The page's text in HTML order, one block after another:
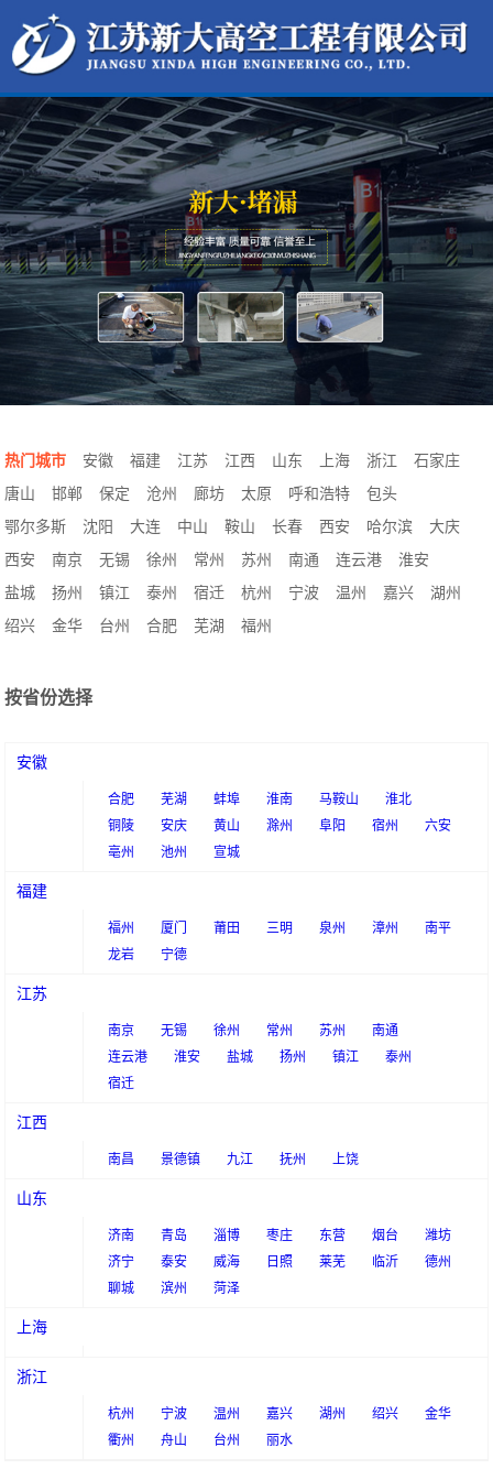
热门城市 安徽 福建 江苏 江西 山东 上海 浙江
石家庄
唐山
邯郸 保定 沧州 廊坊 太原 呼和浩特
包头
鄂尔多斯
沈阳 大连 中山 鞍山 长春 西安 哈尔滨
大庆
西安
南京 无锡 徐州 常州 苏州 南通 连云港
淮安
盐城
扬州 镇江 泰州 宿迁 杭州 宁波 温州 嘉兴
湖州
绍兴
金华 台州 合肥 芜湖 福州
按省份选择
安徽
合肥 芜湖 蚌埠 淮南 马鞍山
淮北
铜陵
安庆 黄山 滁州 阜阳 宿州
六安
亳州
池州 宣城
福建
福州 厦门 莆田 三明 泉州 漳州
南平
龙岩
宁德
江苏
南京 无锡 徐州 常州 苏州
南通
连云港
淮安 盐城 扬州 镇江
泰州
宿迁
江西
南昌 景德镇 九江 抚州 上饶
山东
济南 青岛 淄博 枣庄 东营 烟台
潍坊
济宁
泰安 威海 日照 莱芜 临沂
德州
聊城
滨州 菏泽
上海
浙江
杭州 宁波 温州 嘉兴 湖州 绍兴
金华
衢州
舟山 台州 丽水